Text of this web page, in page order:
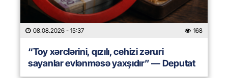
08.08.2026 - 15:37 168
“Toy xərclərini, qızılı, cehizi zəruri
sayanlar evlənməsə yaxşıdır” — Deputat